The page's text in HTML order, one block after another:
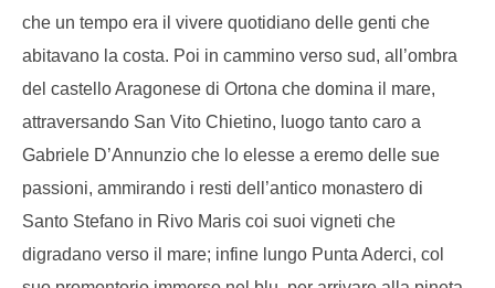
che un tempo era il vivere quotidiano delle genti che
abitavano la costa. Poi in cammino verso sud, all’ombra
del castello Aragonese di Ortona che domina il mare,
attraversando San Vito Chietino, luogo tanto caro a
Gabriele D’Annunzio che lo elesse a eremo delle sue
passioni, ammirando i resti dell’antico monastero di
Santo Stefano in Rivo Maris coi suoi vigneti che
digradano verso il mare; infine lungo Punta Aderci, col